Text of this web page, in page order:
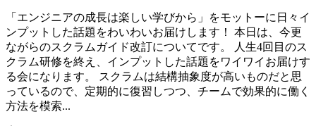
「エンジニアの成長は楽しい学びから」をモットーに日々イ
ンプットした話題をわいわいお届けします！ 本日は、今更
ながらのスクラムガイド改訂についてです。 人生4回目のス
クラム研修を終え、インプットした話題をワイワイお届けす
る会になります。 スクラムは結構抽象度が高いものだと思
っているので、定期的に復習しつつ、チームで効果的に働く
方法を模索...